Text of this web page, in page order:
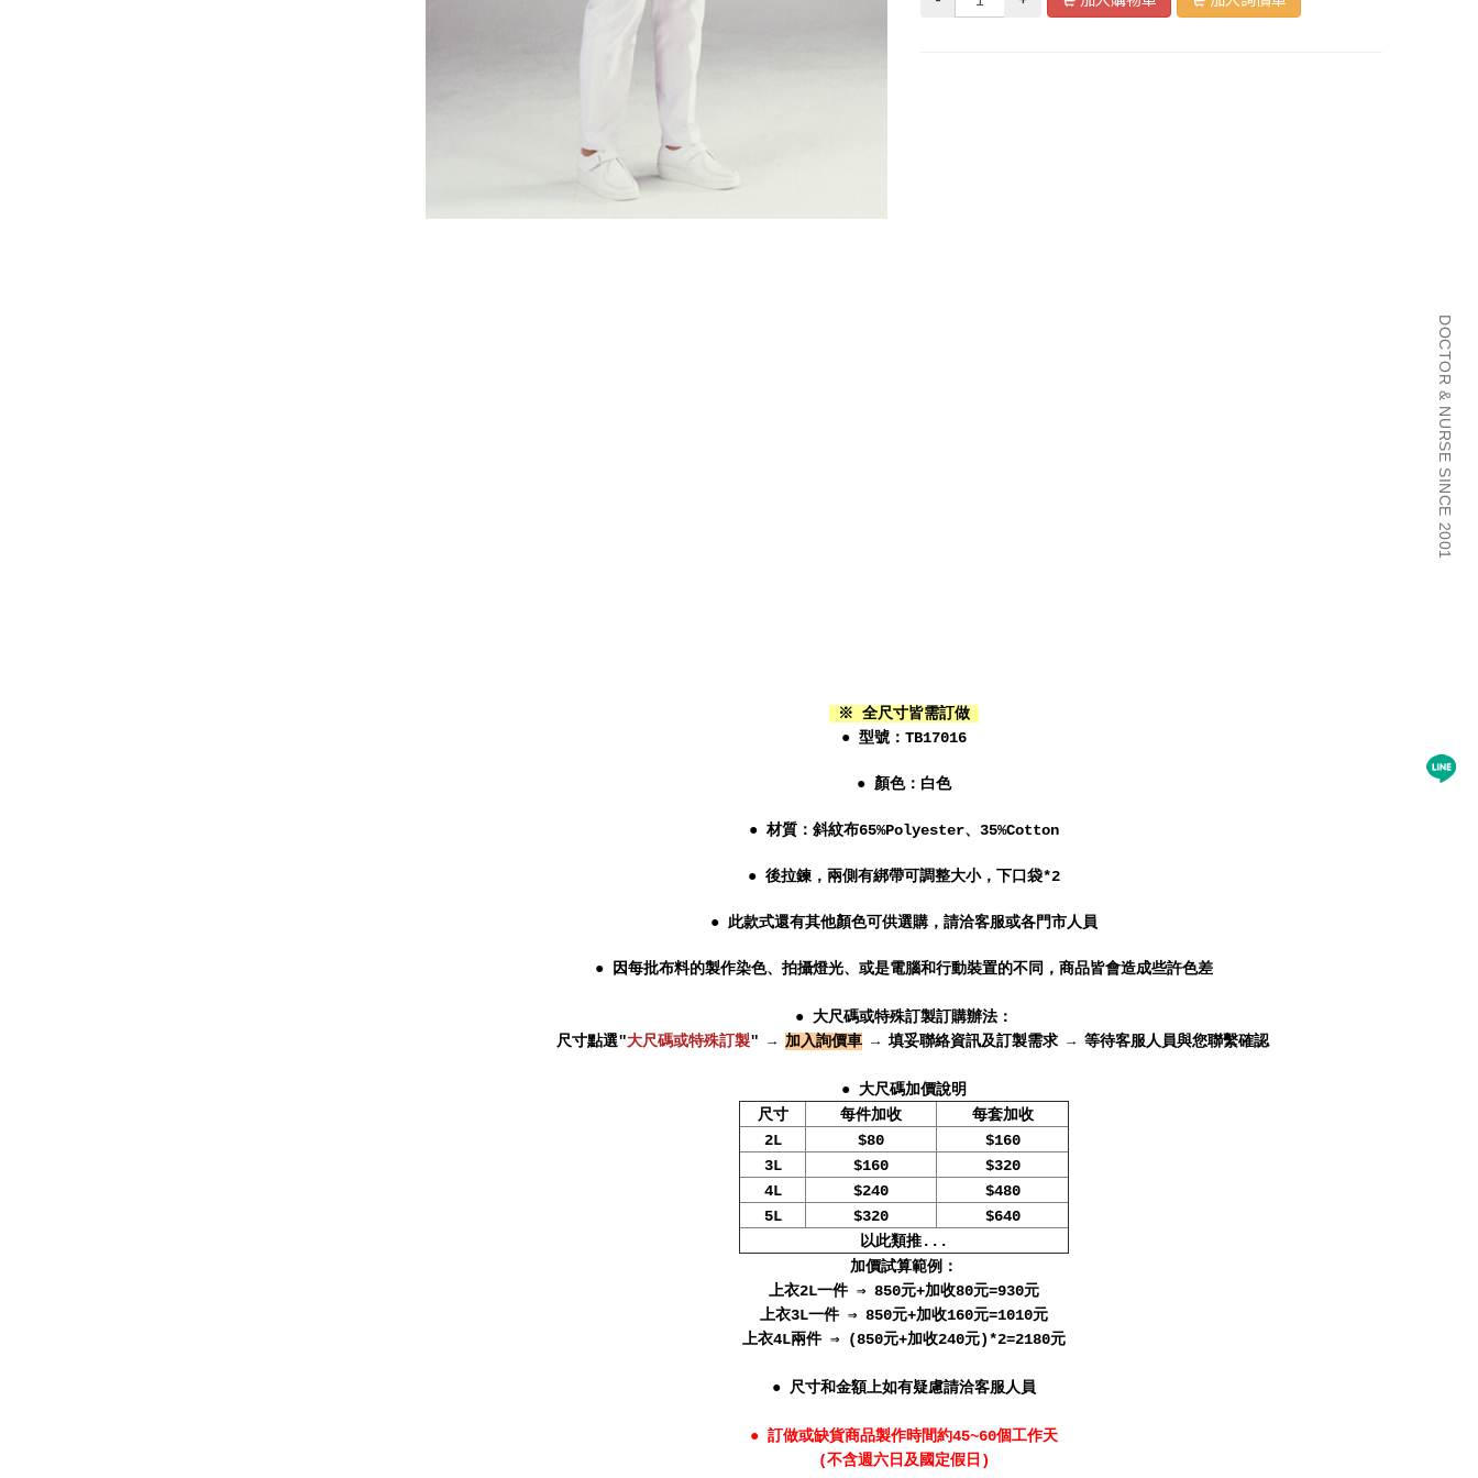
※ 全尺寸皆需訂做
● 型號：TB17016
● 顏色：白色
● 材質： 斜紋布65%Polyester、35%Cotton
● 後拉鍊，兩側有綁帶可調整大小，下口袋*2
● 此款式還有其他顏色可供選購，請洽客服或各門市人員
● 因每批布料的製作染色、拍攝燈光、或是電腦和行動裝置的不同，商品皆會造成些許色差
● 大尺碼或特殊訂製訂購辦法：
尺寸點選"大尺碼或特殊訂製" → 加入詢價車 → 填妥聯絡資訊及訂製需求 → 等待客服人員與您聯繫確認
● 大尺碼加價說明
尺寸
每件加收
每套加收
2L
$80
$160
3L
$160
$320
4L
$240
$480
5L
$320
$640
以此類推...
加價試算範例：
上衣2L一件 ⇒ 850元+加收80元=930元
上衣3L一件 ⇒ 850元+加收160元=1010元
上衣4L兩件 ⇒ (850元+加收240元)*2=2180元
● 尺寸和金額上如有疑慮請洽客服人員
● 訂做或缺貨商品製作時間約45~60個工作天
(不含週六日及國定假日)
DOCTOR & NURSE SINCE 2001